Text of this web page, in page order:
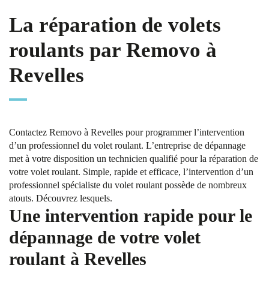
La réparation de volets
roulants par Removo à
Revelles
Contactez Removo à Revelles pour programmer l’intervention
d’un professionnel du volet roulant. L’entreprise de dépannage
met à votre disposition un technicien qualifié pour la réparation de
votre volet roulant. Simple, rapide et efficace, l’intervention d’un
professionnel spécialiste du volet roulant possède de nombreux
atouts. Découvrez lesquels.
Une intervention rapide pour le
dépannage de votre volet
roulant à Revelles